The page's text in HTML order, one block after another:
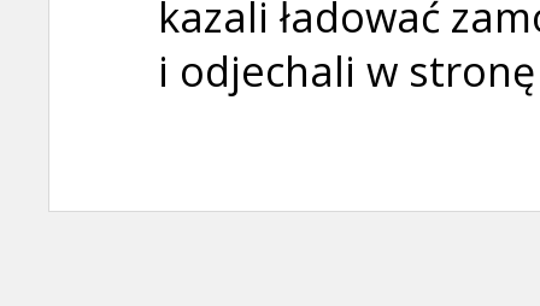
kazali ładować
i odjechali w